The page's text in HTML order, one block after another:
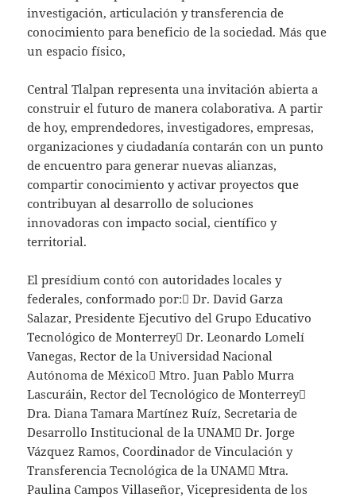
investigación, articulación y transferencia de
conocimiento para beneficio de la sociedad. Más que
un espacio físico,
Central Tlalpan representa una invitación abierta a
construir el futuro de manera colaborativa. A partir
de hoy, emprendedores, investigadores, empresas,
organizaciones y ciudadanía contarán con un punto
de encuentro para generar nuevas alianzas,
compartir conocimiento y activar proyectos que
contribuyan al desarrollo de soluciones
innovadoras con impacto social, científico y
territorial.
El presídium contó con autoridades locales y
federales, conformado por: Dr. David Garza
Salazar, Presidente Ejecutivo del Grupo Educativo
Tecnológico de Monterrey Dr. Leonardo Lomelí
Vanegas, Rector de la Universidad Nacional
Autónoma de México Mtro. Juan Pablo Murra
Lascuráin, Rector del Tecnológico de Monterrey
Dra. Diana Tamara Martínez Ruíz, Secretaria de
Desarrollo Institucional de la UNAM Dr. Jorge
Vázquez Ramos, Coordinador de Vinculación y
Transferencia Tecnológica de la UNAM Mtra.
Paulina Campos Villaseñor, Vicepresidenta de los